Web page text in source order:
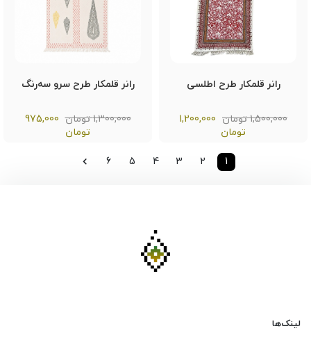
رانر قلمکار طرح اطلسی
1,500,000 تومان
1,200,000
تومان
رانر قلمکار طرح سرو سه‌رنگ
1,300,000 تومان
975,000
تومان
1
2
3
4
5
6
لینک‌ها